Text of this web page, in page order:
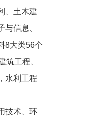
、土木建
信息、
8大类56个
筑工程、
水利工程
技术、环